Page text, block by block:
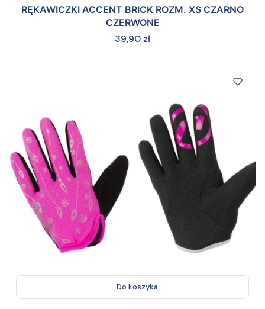
RĘKAWICZKI ACCENT BRICK ROZM. XS CZARNO
CZERWONE
Cena
39,90 zł
Do koszyka